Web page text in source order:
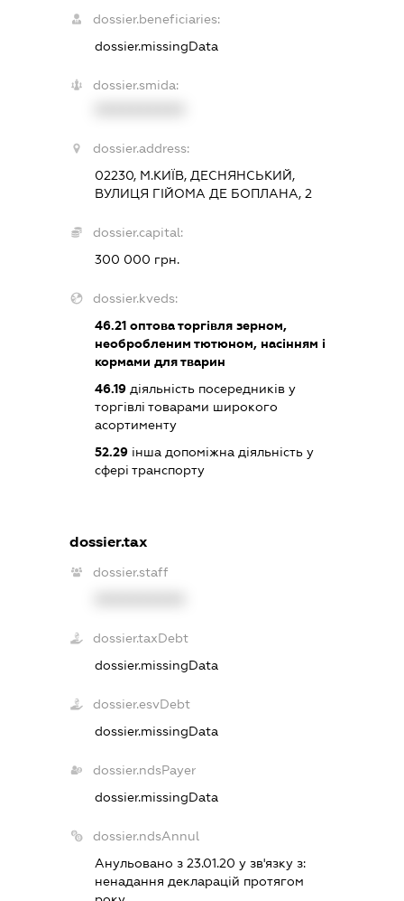
dossier.beneficiaries:
dossier.missingData
dossier.smida:
dossier.address:
02230, М.КИЇВ, ДЕСНЯНСЬКИЙ,
ВУЛИЦЯ ГІЙОМА ДЕ БОПЛАНА, 2
dossier.capital:
300 000 грн.
dossier.kveds:
46.21оптова торгівля зерном,
необробленим тютюном, насінням і
кормами для тварин
46.19діяльність посередників у
торгівлі товарами широкого
асортименту
52.29інша допоміжна діяльність у
сфері транспорту
dossier.tax
dossier.staff
dossier.taxDebt
dossier.missingData
dossier.esvDebt
dossier.missingData
dossier.ndsPayer
dossier.missingData
dossier.ndsAnnul
Анульовано з 23.01.20 у зв'язку з:
ненадання декларацiй протягом